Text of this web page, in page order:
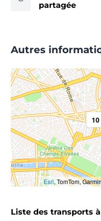
partagée
Autres
Esri, TomTom,
Liste des transports